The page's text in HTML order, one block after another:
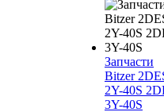
Запчасти
Bitzer
2Y-40S
3Y-40S